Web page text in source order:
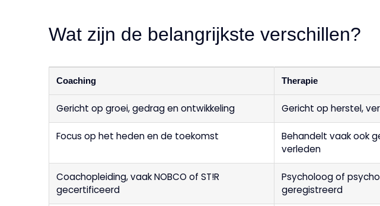
Wat zijn de belangrijkste verschillen?
Coaching Therapie
Gericht op groei, gedrag en ontwikkeling Gericht op herstel,
Focus op het heden en de toekomst
Behandelt vaak ook
verleden
Coachopleiding, vaak NOBCO of ST!R
gecertificeerd
Psycholoog of
geregistreerd